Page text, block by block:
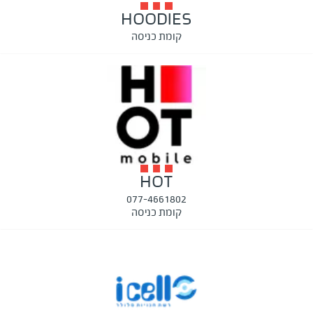
HOODIES
קומת כניסה
HOT
077-4661802
קומת כניסה